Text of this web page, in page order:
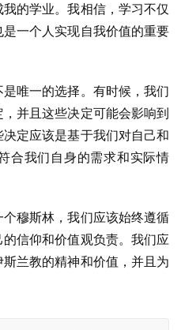
的学业。我相信，学习不仅
一个人实现自我价值的重要
唯一的选择。有时候，我们
并且这些决定可能会影响到
定应该是基于我们对自己和
合我们自身的需求和实际情
穆斯林，我们应该始终遵循
信仰和价值观负责。我们应
兰教的精神和价值，并且为